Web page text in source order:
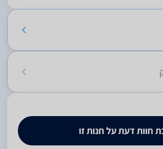
חוות דעת על חנות זו